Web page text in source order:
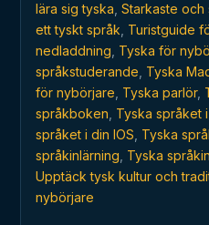
lära sig tyska Starkaste och
ett tyskt språk Turistguide
nedladdning Tyska för
språkstuderande Tyska
för nybörjare Tyska parlör,
språkboken Tyska språket
språket i din IOS Tyska
språkinlärning Tyska
Upptäck tysk kultur och
nybörjare